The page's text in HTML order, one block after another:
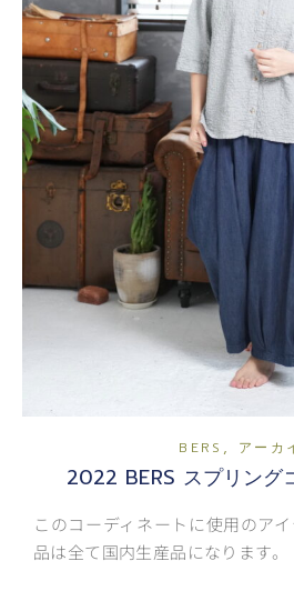
BERS , アーカ
2022 BERS スプリング
このコーディネートに使用のア
品は全て国内生産品になります。